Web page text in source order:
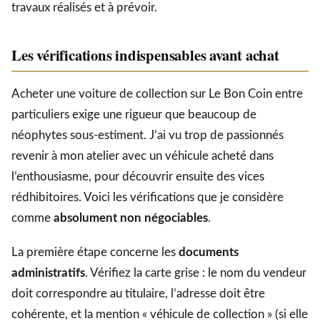
travaux réalisés et à prévoir.
Les vérifications indispensables avant achat
Acheter une voiture de collection sur Le Bon Coin entre
particuliers exige une rigueur que beaucoup de
néophytes sous-estiment. J’ai vu trop de passionnés
revenir à mon atelier avec un véhicule acheté dans
l’enthousiasme, pour découvrir ensuite des vices
rédhibitoires. Voici les vérifications que je considère
comme absolument non négociables.
La première étape concerne les documents
administratifs. Vérifiez la carte grise : le nom du vendeur
doit correspondre au titulaire, l’adresse doit être
cohérente, et la mention « véhicule de collection » (si elle